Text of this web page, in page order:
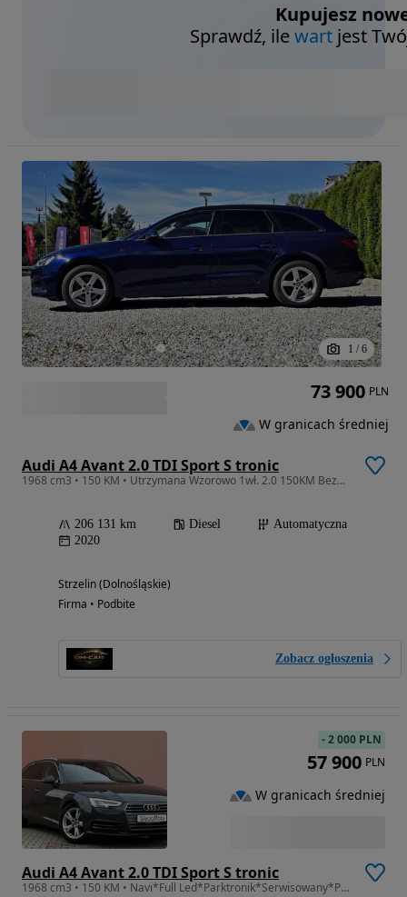
Kupujesz
Sprawdź, ilewart jest
1 / 6
Audi A4 Avant 2.0 TDI Sport S tronic
1968 cm3 • 150 KM • Utrzymana Wzorowo 1wł. 2.0 150KM Bezwypadkowa Zobacz!!
206 131 km Diesel
Automatyczna
2020
Strzelin (Dolnośląskie)
Firma • Podbite
Zobacz ogłoszenia
73 900 PLN
W granicach średniej
Audi A4 Avant 2.0 TDI Sport S tronic
1968 cm3 • 150 KM • Navi*Full Led*Parktronik*Serwisowany*Po rozrządzie*
-2 000 PLN
57 900 PLN
W granicach średniej